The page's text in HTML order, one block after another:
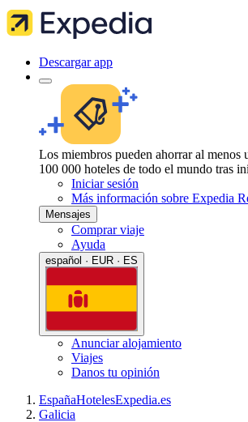
Descargar app
Los miembros pueden ahorrar al menos
100 000 hoteles de todo el mundo tras
Iniciar sesión
Más información sobre Expedia
Mensajes
Comprar viaje
Ayuda
español · EUR · ES
Anunciar alojamiento
Viajes
Danos tu opinión
EspañaHotelesExpedia.es
Galicia